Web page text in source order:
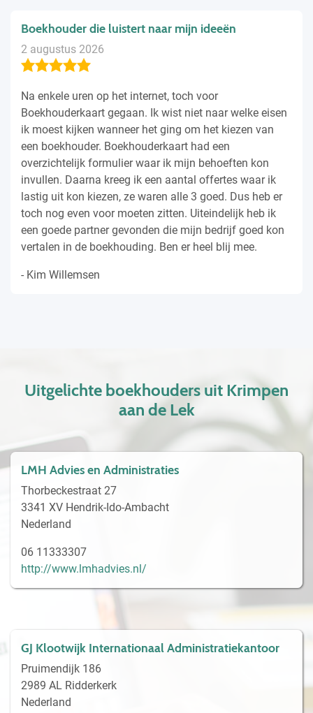
Boekhouder die luistert naar mijn ideeën
2 augustus 2026
Na enkele uren op het internet, toch voor
Boekhouderkaart gegaan. Ik wist niet naar welke eisen
ik moest kijken wanneer het ging om het kiezen van
een boekhouder. Boekhouderkaart had een
overzichtelijk formulier waar ik mijn behoeften kon
invullen. Daarna kreeg ik een aantal offertes waar ik
lastig uit kon kiezen, ze waren alle 3 goed. Dus heb er
toch nog even voor moeten zitten. Uiteindelijk heb ik
een goede partner gevonden die mijn bedrijf goed kon
vertalen in de boekhouding. Ben er heel blij mee.
- Kim Willemsen
Uitgelichte boekhouders uit Krimpen
aan de Lek
LMH Advies en Administraties
Thorbeckestraat 27
3341 XV Hendrik-Ido-Ambacht
Nederland
06 11333307
http://www.lmhadvies.nl/
GJ Klootwijk Internationaal Administratiekantoor
Pruimendijk 186
2989 AL Ridderkerk
Nederland